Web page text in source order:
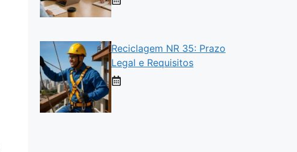
Reciclagem NR 35: Prazo
Legal e Requisitos